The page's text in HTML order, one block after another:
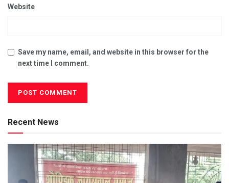
Website
Save my name, email, and website in this browser for the
next time I comment.
Recent News